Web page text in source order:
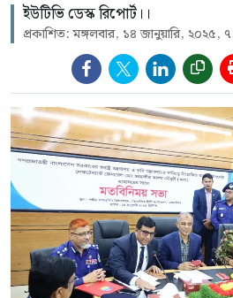
ইউটিভি ডেস্ক রিপোর্ট।।
প্রকাশিত: মঙ্গলবার, ১৪ জানুয়ারি, ২০২৫,